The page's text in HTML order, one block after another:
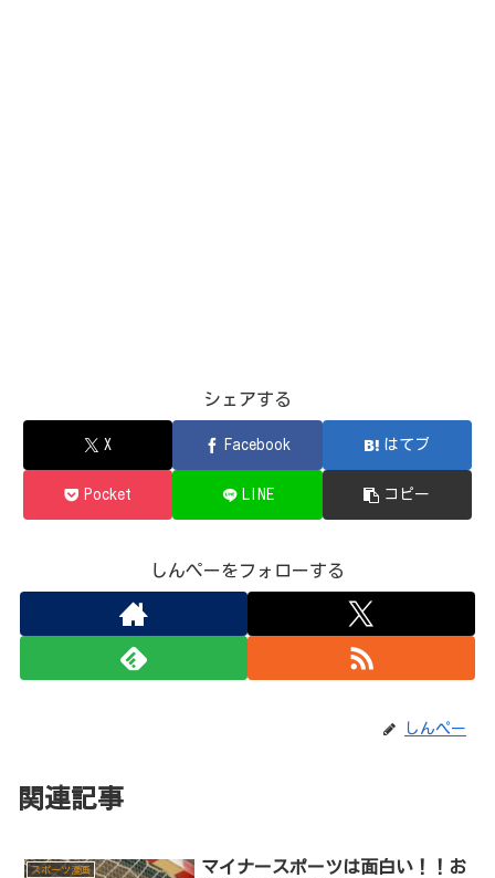
シェアする
X Facebook はてブ
Pocket LINE コピー
しんぺーをフォローする
しんぺー
関連記事
スポーツ漫画
マイナースポーツは面白い！！お